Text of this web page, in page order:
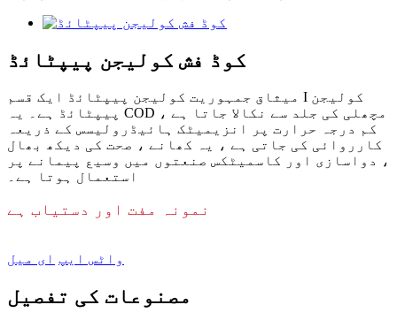
کوڈ فش کولیجن پیپٹائڈ
میثاق جمہوریت کولیجن پیپٹائڈ ایک قسم I کولیجن
پیپٹائڈ ہے۔ یہ COD مچھلی کی جلد سے نکالا جاتا ہے ،
کم درجہ حرارت پر انزیمیٹک ہائیڈرولیسس کے ذریعہ
کارروائی کی جاتی ہے ، یہ کھانے ، صحت کی دیکھ بھال
، دواسازی اور کاسمیٹکس صنعتوں میں وسیع پیمانے پر
استعمال ہوتا ہے۔
نمونہ مفت اور دستیاب ہے
واٹس ایپ ای میل
مصنوعات کی تفصیل